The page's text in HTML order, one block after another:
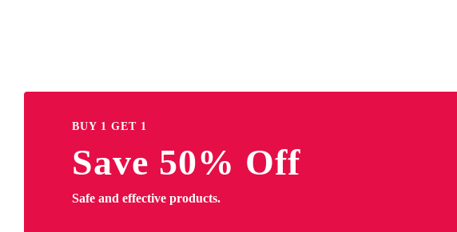
BUY 1 GET 1
Save 50% Off
Safe and effective products.